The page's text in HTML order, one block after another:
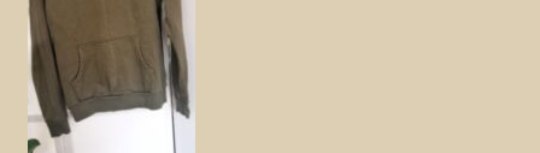
Contact en nieuwsbrief